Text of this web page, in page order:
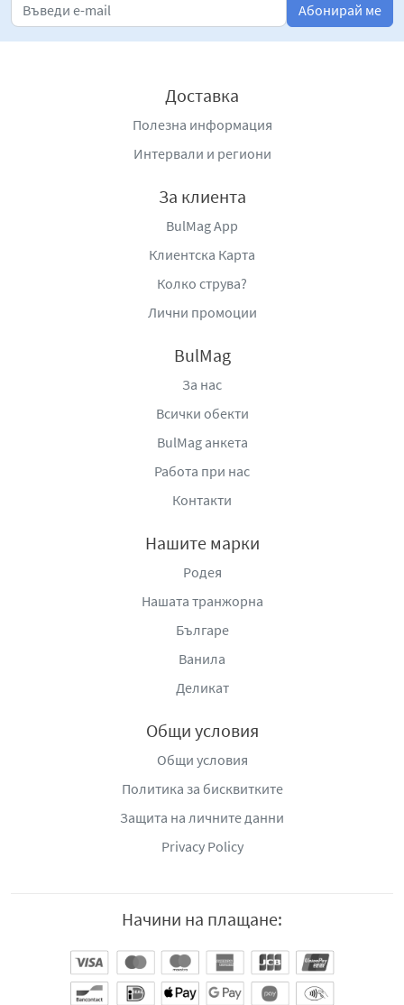
Абонирай ме
Доставка
Полезна информация
Интервали и региони
За клиента
BulMag App
Клиентска Карта
Колко струва?
Лични промоции
BulMag
За нас
Всички обекти
BulMag анкета
Работа при нас
Контакти
Нашите марки
Родея
Нашата транжорна
Българе
Ванила
Деликат
Общи условия
Общи условия
Политика за бисквитките
Защита на личните данни
Privacy Policy
Начини на плащане: